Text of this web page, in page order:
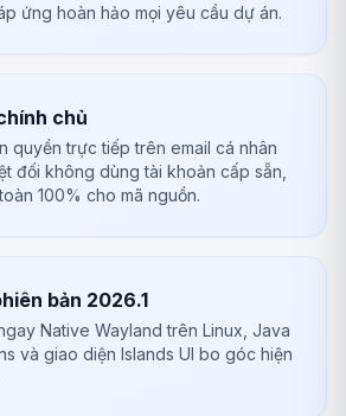
ứng hoàn hảo mọi yêu cầu dự án.
chủ
quyền trực tiếp trên email cá nhân
đối không dùng tài khoản cấp sẵn,
100% cho mã nguồn.
bản 2026.1
Native Wayland trên Linux, Java
và giao diện Islands UI bo góc hiện